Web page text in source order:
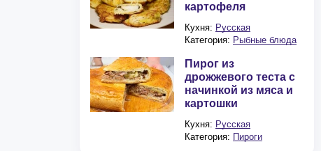
картофеля
Кухня: Русская
Категория: Рыбные блюда
Пирог из
дрожжевого теста с
начинкой из мяса и
картошки
Кухня: Русская
Категория: Пироги